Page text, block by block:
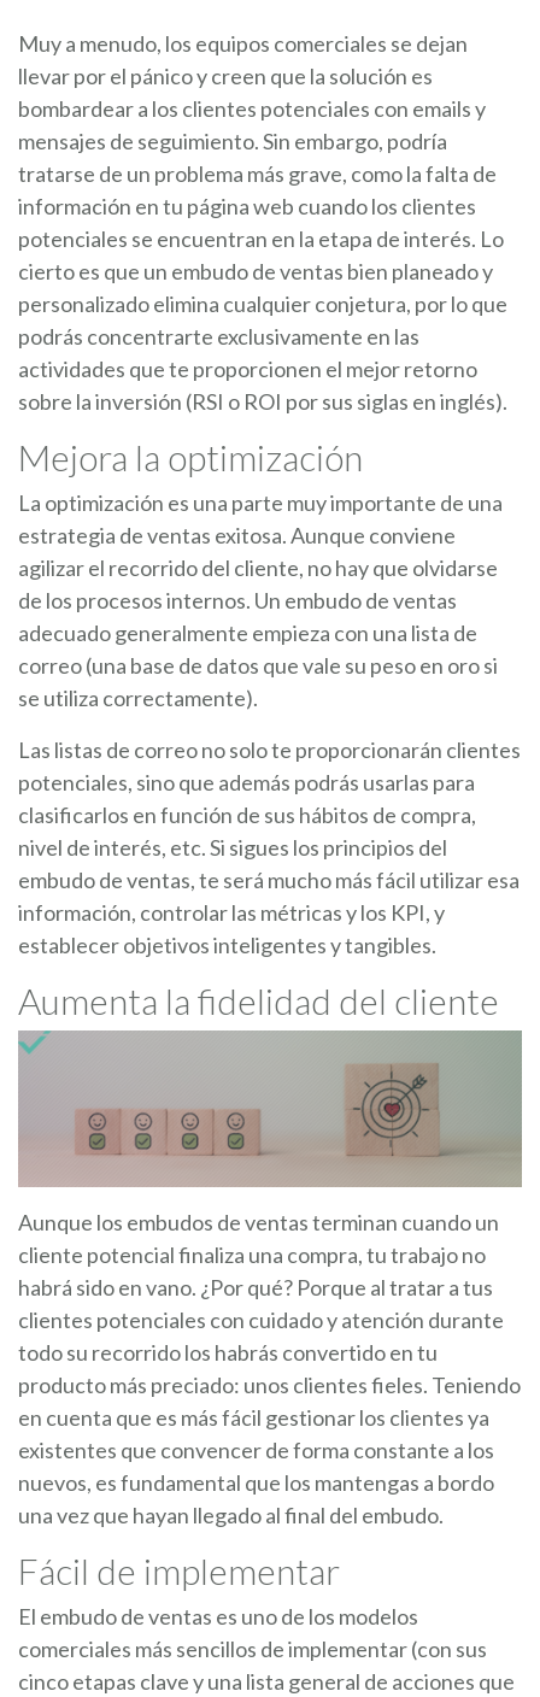
Muy a menudo, los equipos comerciales se dejan
llevar por el pánico y creen que la solución es
bombardear a los clientes potenciales con emails y
mensajes de seguimiento. Sin embargo, podría
tratarse de un problema más grave, como la falta de
información en tu página web cuando los clientes
potenciales se encuentran en la etapa de interés. Lo
cierto es que un embudo de ventas bien planeado y
personalizado elimina cualquier conjetura, por lo que
podrás concentrarte exclusivamente en las
actividades que te proporcionen el mejor retorno
sobre la inversión (RSI o ROI por sus siglas en inglés).
Mejora la optimización
La optimización es una parte muy importante de una
estrategia de ventas exitosa. Aunque conviene
agilizar el recorrido del cliente, no hay que olvidarse
de los procesos internos. Un embudo de ventas
adecuado generalmente empieza con una lista de
correo (una base de datos que vale su peso en oro si
se utiliza correctamente).
Las listas de correo no solo te proporcionarán clientes
potenciales, sino que además podrás usarlas para
clasificarlos en función de sus hábitos de compra,
nivel de interés, etc. Si sigues los principios del
embudo de ventas, te será mucho más fácil utilizar esa
información, controlar las métricas y los KPI, y
establecer objetivos inteligentes y tangibles.
Aumenta la fidelidad del cliente
Aunque los embudos de ventas terminan cuando un
cliente potencial finaliza una compra, tu trabajo no
habrá sido en vano. ¿Por qué? Porque al tratar a tus
clientes potenciales con cuidado y atención durante
todo su recorrido los habrás convertido en tu
producto más preciado: unos clientes fieles. Teniendo
en cuenta que es más fácil gestionar los clientes ya
existentes que convencer de forma constante a los
nuevos, es fundamental que los mantengas a bordo
una vez que hayan llegado al final del embudo.
Fácil de implementar
El embudo de ventas es uno de los modelos
comerciales más sencillos de implementar (con sus
cinco etapas clave y una lista general de acciones que